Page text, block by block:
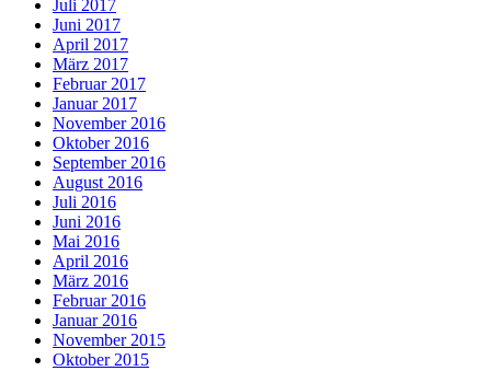
Juli 2017
Juni 2017
April 2017
März 2017
Februar 2017
Januar 2017
November 2016
Oktober 2016
September 2016
August 2016
Juli 2016
Juni 2016
Mai 2016
April 2016
März 2016
Februar 2016
Januar 2016
November 2015
Oktober 2015